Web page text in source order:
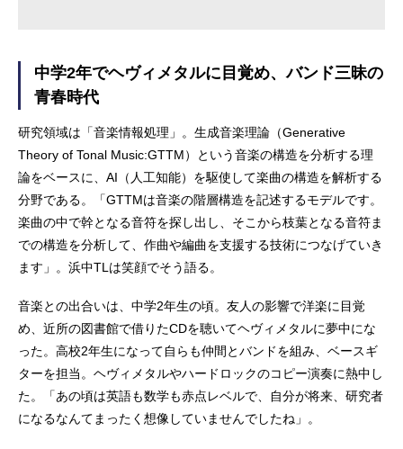
中学2年でヘヴィメタルに目覚め、バンド三昧の
青春時代
研究領域は「音楽情報処理」。生成音楽理論（Generative
Theory of Tonal Music:GTTM）という音楽の構造を分析する理
論をベースに、AI（人工知能）を駆使して楽曲の構造を解析する
分野である。「GTTMは音楽の階層構造を記述するモデルです。
楽曲の中で幹となる音符を探し出し、そこから枝葉となる音符ま
での構造を分析して、作曲や編曲を支援する技術につなげていき
ます」。浜中TLは笑顔でそう語る。
音楽との出合いは、中学2年生の頃。友人の影響で洋楽に目覚
め、近所の図書館で借りたCDを聴いてヘヴィメタルに夢中にな
った。高校2年生になって自らも仲間とバンドを組み、ベースギ
ターを担当。ヘヴィメタルやハードロックのコピー演奏に熱中し
た。「あの頃は英語も数学も赤点レベルで、自分が将来、研究者
になるなんてまったく想像していませんでしたね」。